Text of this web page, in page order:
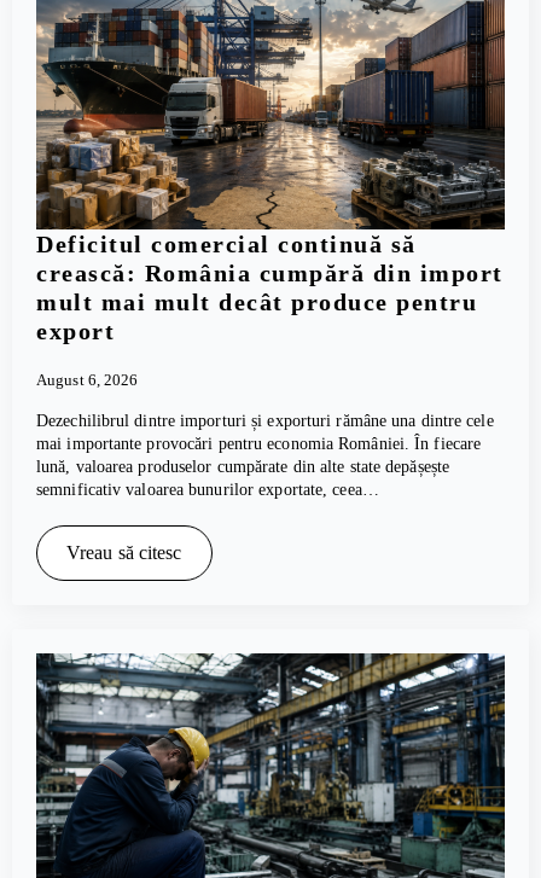
Deficitul comercial continuă să
crească: România cumpără din import
mult mai mult decât produce pentru
export
August 6, 2026
Dezechilibrul dintre importuri și exporturi rămâne una dintre cele
mai importante provocări pentru economia României. În fiecare
lună, valoarea produselor cumpărate din alte state depășește
semnificativ valoarea bunurilor exportate, ceea…
Vreau să citesc